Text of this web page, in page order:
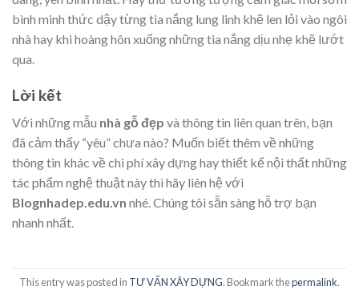
bình minh thức dậy từng tia nắng lung linh khẽ len lỏi vào ngôi
nhà hay khi hoàng hôn xuống những tia nắng dịu nhẹ khẽ lướt
qua.
Lời kết
Với những mẫu nhà gỗ đẹp và thông tin liên quan trên, bạn
đã cảm thấy “yêu” chưa nào? Muốn biết thêm về những
thông tin khác về chi phí xây dựng hay thiết kế nội thất những
tác phẩm nghệ thuật này thì hãy liên hệ với
Blognhadep.edu.vn nhé.Chúng tôi sẵn sàng hỗ trợ bạn
nhanh nhất.
This entry was posted in TƯ VẤN XÂY DỰNG. Bookmark thepermalink.